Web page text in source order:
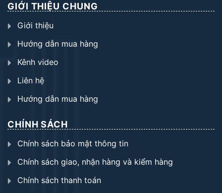
GIỚI THIỆU CHUNG
Giới thiệu
Hướng dẫn mua hàng
Kênh video
Liên hệ
Hướng dẫn mua hàng
CHÍNH SÁCH
Chính sách bảo mật thông tin
Chính sách giao, nhận hàng và kiểm hàng
Chính sách thanh toán